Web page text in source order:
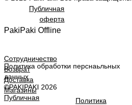
Публичная
оферта
PakiPaki Offline
Сотрудничество
Возврат
Доставка
Магазины
Политика
Политика обработки перснаьльных
данных
©PAKIPAKI 2026
Публичная